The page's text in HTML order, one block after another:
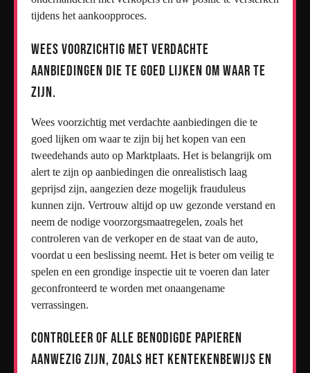
tijdens het aankoopproces.
Wees voorzichtig met verdachte
aanbiedingen die te goed lijken om waar te
zijn.
Wees voorzichtig met verdachte aanbiedingen die te
goed lijken om waar te zijn bij het kopen van een
tweedehands auto op Marktplaats. Het is belangrijk om
alert te zijn op aanbiedingen die onrealistisch laag
geprijsd zijn, aangezien deze mogelijk frauduleus
kunnen zijn. Vertrouw altijd op uw gezonde verstand en
neem de nodige voorzorgsmaatregelen, zoals het
controleren van de verkoper en de staat van de auto,
voordat u een beslissing neemt. Het is beter om veilig te
spelen en een grondige inspectie uit te voeren dan later
geconfronteerd te worden met onaangename
verrassingen.
Controleer of alle benodigde papieren
aanwezig zijn, zoals het kentekenbewijs en